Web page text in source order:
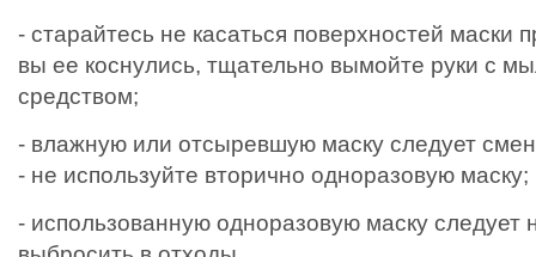
- старайтесь не касаться поверхностей маски
вы ее коснулись, тщательно вымойте руки с
средством;
- влажную или отсыревшую маску следует
- не используйте вторично одноразовую маску;
- использованную одноразовую маску следует